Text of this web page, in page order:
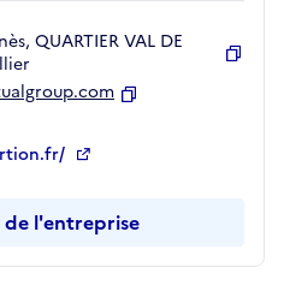
QUARTIER VAL DE
l'entreprise